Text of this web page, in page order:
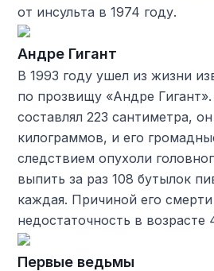
от инсульта в 1974 году.
Андре Гигант
В 1993 году ушел из жизни
по прозвищу «Андре Гигант».
составлял 223 сантиметра,
килограммов, и его
следствием опухоли
выпить за раз 108 бутылок
каждая. Причиной его смерти
недостаточность в возрасте
Первые ведьмы